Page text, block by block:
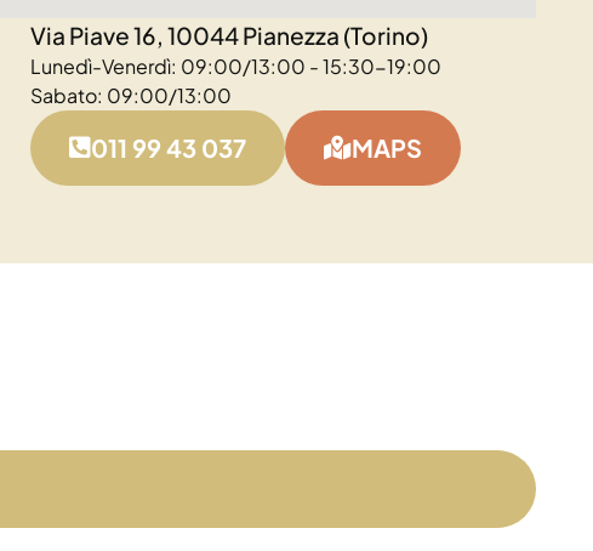
Via Piave 16, 10044 Pianezza (Torino)
Lunedì-Venerdì: 09:00/13:00 - 15:30-19:00
Sabato: 09:00/13:00
011 99 43 037 MAPS